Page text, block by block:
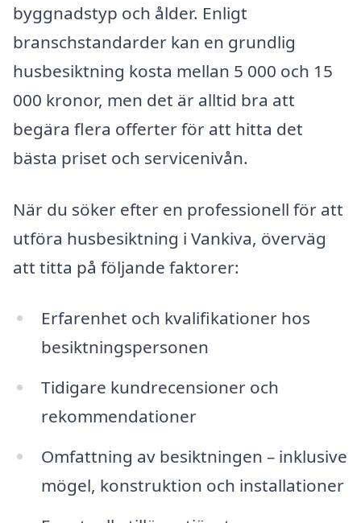
byggnadstyp och ålder. Enligt
branschstandarder kan en grundlig
husbesiktning kosta mellan 5 000 och 15
000 kronor, men det är alltid bra att
begära flera offerter för att hitta det
bästa priset och servicenivån.
När du söker efter en professionell för att
utföra husbesiktning i Vankiva, överväg
att titta på följande faktorer:
Erfarenhet och kvalifikationer hos
besiktningspersonen
Tidigare kundrecensioner och
rekommendationer
Omfattning av besiktningen – inklusive
mögel, konstruktion och installationer